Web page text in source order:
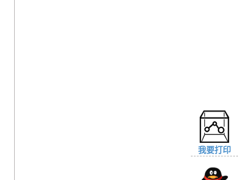
我要打印